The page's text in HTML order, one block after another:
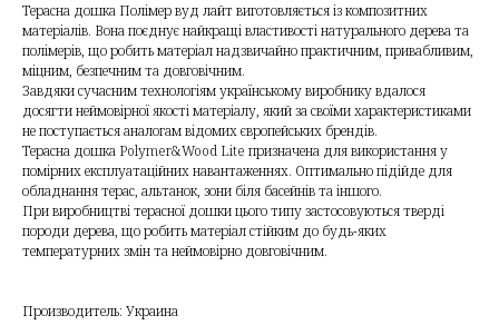
Терасна дошка Полімер вуд лайт виготовляється із композитних
матеріалів. Вона поєднує найкращі властивості натурального дерева та
полімерів, що робить матеріал надзвичайно практичним, привабливим,
міцним, безпечним та довговічним.
Завдяки сучасним технологіям українському виробнику вдалося
досягти неймовірної якості матеріалу, який за своїми характеристиками
не поступається аналогам відомих європейських брендів.
Терасна дошка Polymer&Wood Lite призначена для використання у
помірних експлуатаційних навантаженнях. Оптимально підійде для
обладнання терас, альтанок, зони біля басейнів та іншого.
При виробництві терасної дошки цього типу застосовуються тверді
породи дерева, що робить матеріал стійким до будь-яких
температурних змін та неймовірно довговічним.
Производитель: Украина